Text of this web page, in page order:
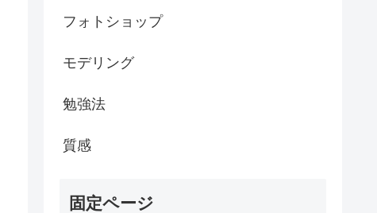
フォトショップ
モデリング
勉強法
質感
固定ページ